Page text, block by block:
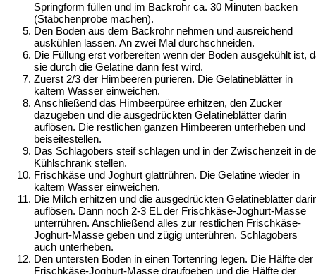
Springform füllen und im Backrohr ca. 30 Minuten backen
(Stäbchenprobe machen).
Den Boden aus dem Backrohr nehmen und ausreichend
auskühlen lassen. An zwei Mal durchschneiden.
Die Füllung erst vorbereiten wenn der Boden ausgekühlt ist,
sie durch die Gelatine dann fest wird.
Zuerst 2/3 der Himbeeren pürieren. Die Gelatineblätter in
kaltem Wasser einweichen.
Anschließend das Himbeerpüree erhitzen, den Zucker
dazugeben und die ausgedrückten Gelatineblätter darin
auflösen. Die restlichen ganzen Himbeeren unterheben und
beiseitestellen.
Das Schlagobers steif schlagen und in der Zwischenzeit in
Kühlschrank stellen.
Frischkäse und Joghurt glattrühren. Die Gelatine wieder in
kaltem Wasser einweichen.
Die Milch erhitzen und die ausgedrückten Gelatineblätter
auflösen. Dann noch 2-3 EL der Frischkäse-Joghurt-Masse
unterrühren. Anschließend alles zur restlichen Frischkäse-
Joghurt-Masse geben und zügig unterühren. Schlagobers
auch unterheben.
Den untersten Boden in einen Tortenring legen. Die Hälfte der
Frischkäse-Joghurt-Masse draufgeben und die Hälfte der